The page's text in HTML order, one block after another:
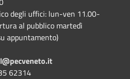
degli uffici: lun-ven 11.00-
al pubblico martedì
appuntamento)
62314